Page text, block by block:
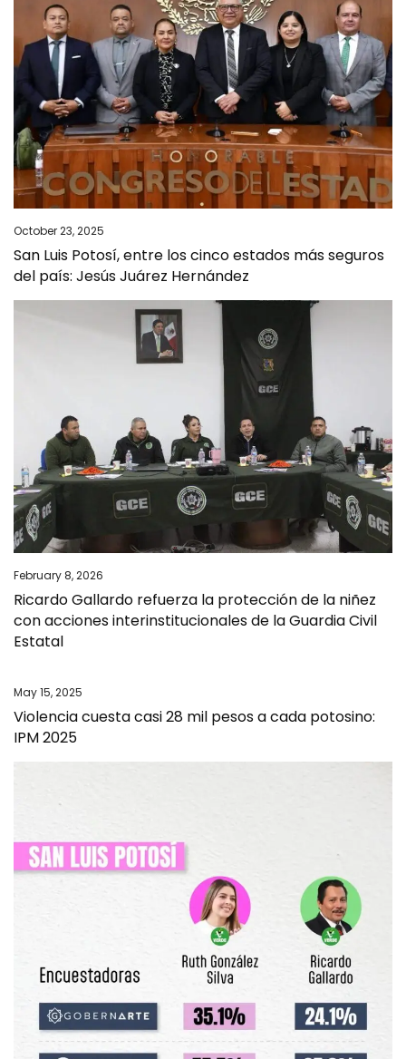
October 23, 2025
San Luis Potosí, entre los cinco estados más seguros
del país: Jesús Juárez Hernández
February 8, 2026
Ricardo Gallardo refuerza la protección de la niñez
con acciones interinstitucionales de la Guardia Civil
Estatal
May 15, 2025
Violencia cuesta casi 28 mil pesos a cada potosino:
IPM 2025